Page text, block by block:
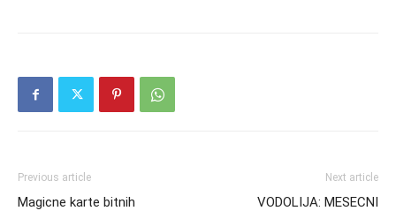
Previous article
Magicne karte bitnih
Next article
VODOLIJA: MESECNI